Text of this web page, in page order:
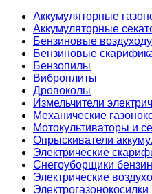
Аккумуляторные
Аккумуляторные
Бензиновые
Бензиновые
Бензопилы
Виброплиты
Дровоколы
Измельчители
Механические
Мотокультиваторы и
Опрыскиватели
Электрические
Снегоуборщики
Электрические
Электрогазонокосилки